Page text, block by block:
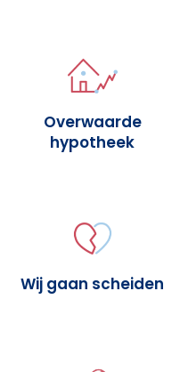
Overwaarde
hypotheek
Wij gaan scheiden